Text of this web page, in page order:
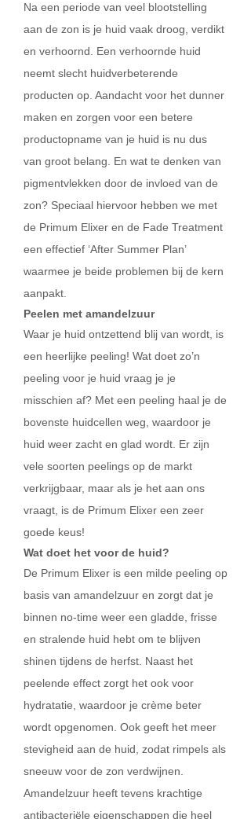
Na een periode van veel blootstelling
aan de zon is je huid vaak droog, verdikt
en verhoornd. Een verhoornde huid
neemt slecht huidverbeterende
producten op. Aandacht voor het dunner
maken en zorgen voor een betere
productopname van je huid is nu dus
van groot belang. En wat te denken van
pigmentvlekken door de invloed van de
zon? Speciaal hiervoor hebben we met
de Primum Elixer en de Fade Treatment
een effectief ‘After Summer Plan’
waarmee je beide problemen bij de kern
aanpakt.
Peelen met amandelzuur
Waar je huid ontzettend blij van wordt, is
een heerlijke peeling! Wat doet zo’n
peeling voor je huid vraag je je
misschien af? Met een peeling haal je de
bovenste huidcellen weg, waardoor je
huid weer zacht en glad wordt. Er zijn
vele soorten peelings op de markt
verkrijgbaar, maar als je het aan ons
vraagt, is de Primum Elixer een zeer
goede keus!
Wat doet het voor de huid?
De Primum Elixer is een milde peeling op
basis van amandelzuur en zorgt dat je
binnen no-time weer een gladde, frisse
en stralende huid hebt om te blijven
shinen tijdens de herfst. Naast het
peelende effect zorgt het ook voor
hydratatie, waardoor je crème beter
wordt opgenomen. Ook geeft het meer
stevigheid aan de huid, zodat rimpels als
sneeuw voor de zon verdwijnen.
Amandelzuur heeft tevens krachtige
antibacteriële eigenschappen die heel